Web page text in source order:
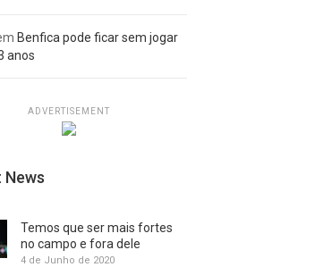
Benfica pode ficar sem jogar
anos
ADVERTISEMENT
News
Temos que ser mais fortes
no campo e fora dele
4 de Junho de 2020